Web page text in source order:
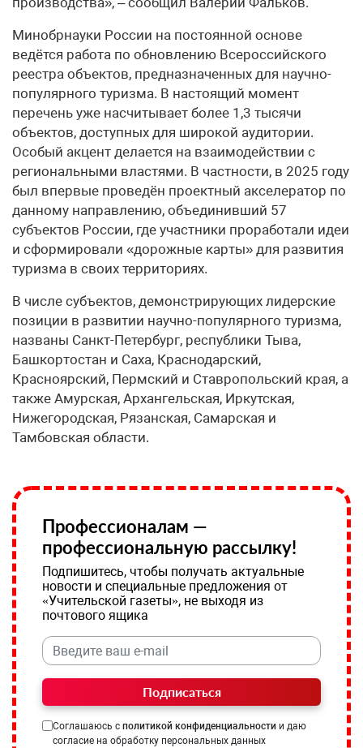
Минобрнауки России на постоянной основе
ведётся работа по обновлению Всероссийского
реестра объектов, предназначенных для научно-
популярного туризма. В настоящий момент
перечень уже насчитывает более 1,3 тысячи
объектов, доступных для широкой аудитории.
Особый акцент делается на взаимодействии с
региональными властями. В частности, в 2025 году
был впервые проведён проектный акселератор по
данному направлению, объединивший 57
субъектов России, где участники проработали идеи
и сформировали «дорожные карты» для развития
туризма в своих территориях.
В числе субъектов, демонстрирующих лидерские
позиции в развитии научно-популярного туризма,
названы Санкт-Петербург, республики Тыва,
Башкортостан и Саха, Краснодарский,
Красноярский, Пермский и Ставропольский края, а
также Амурская, Архангельская, Иркутская,
Нижегородская, Рязанская, Самарская и
Тамбовская области.
Профессионалам —
профессиональную рассылку!
Подпишитесь, чтобы получать актуальные
новости и специальные предложения от
«Учительской газеты», не выходя из
почтового ящика
Подписаться
Соглашаюсь с политикой конфиденциальности и даю
согласие на обработку персональных данных